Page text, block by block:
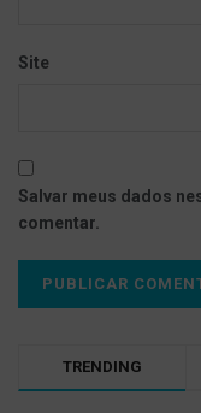
Site
Salvar meus dados
comentar.
TRENDING